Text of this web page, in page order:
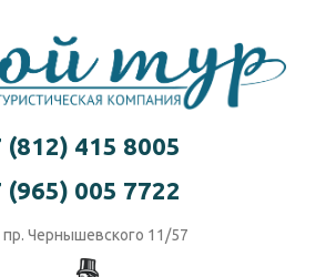
(812) 415 8005
(965) 005 7722
Чернышевского 11/57